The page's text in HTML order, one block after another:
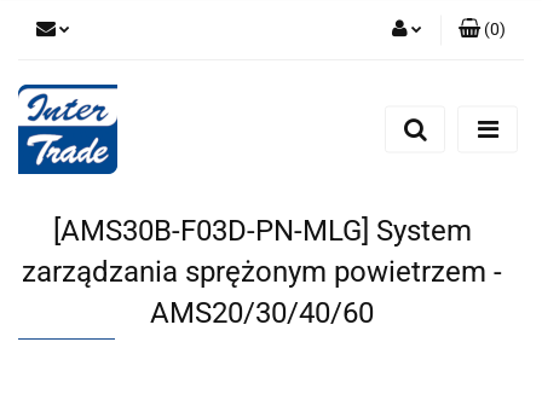
Zarejestruj się
(0)
[AMS30B-F03D-PN-MLG] System
zarządzania sprężonym powietrzem -
AMS20/30/40/60